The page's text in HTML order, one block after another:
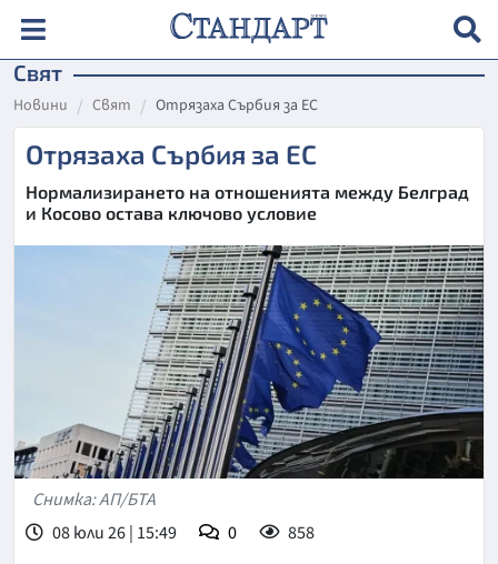
Свят
Новини Свят Отрязаха Сърбия за ЕС
Отрязаха Сърбия за ЕС
Нормализирането на отношенията между Белград
и Косово остава ключово условие
Снимка: АП/БТА
08 юли 26 | 15:49
0 858